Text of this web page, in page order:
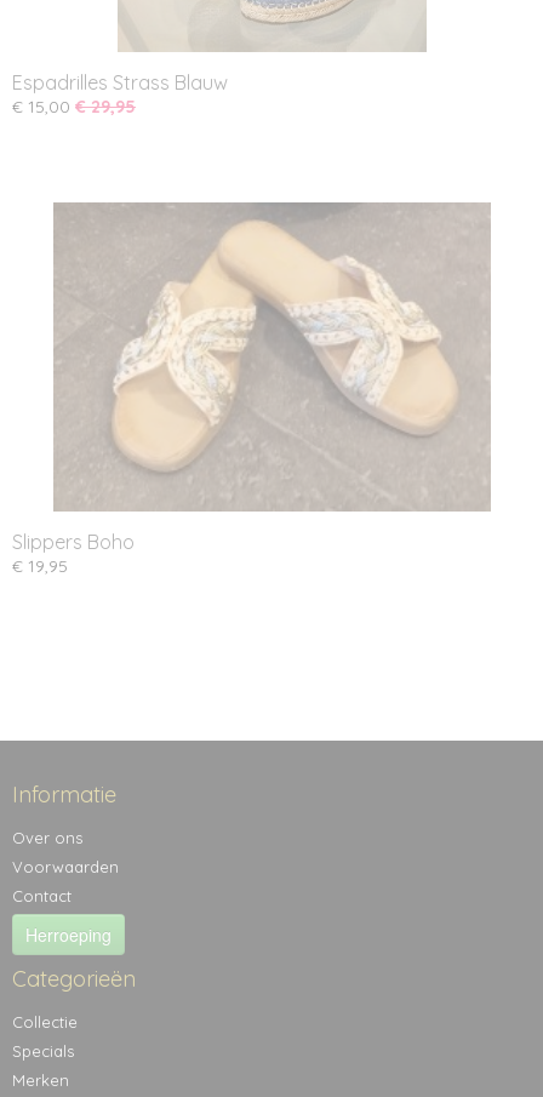
Espadrilles Strass Blauw
€ 15,00 € 29,95
Slippers Boho
€ 19,95
Informatie
Over ons
Voorwaarden
Contact
Herroeping
Categorieën
Collectie
Specials
Merken